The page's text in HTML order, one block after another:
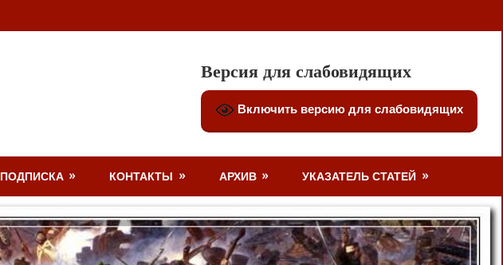
Версия для слабовидящих
Включить версию для слабовидящих
ПОДПИСКА КОНТАКТЫ АРХИВ УКАЗАТЕЛЬ СТАТЕЙ